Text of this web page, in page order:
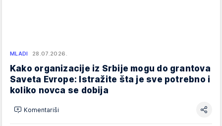
MLADI 28.07.2026.
Kako organizacije iz Srbije mogu do grantova
Saveta Evrope: Istražite šta je sve potrebno i
koliko novca se dobija
Komentariši